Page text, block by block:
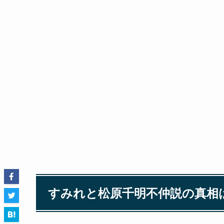
すみれと松原千明不仲説の真相